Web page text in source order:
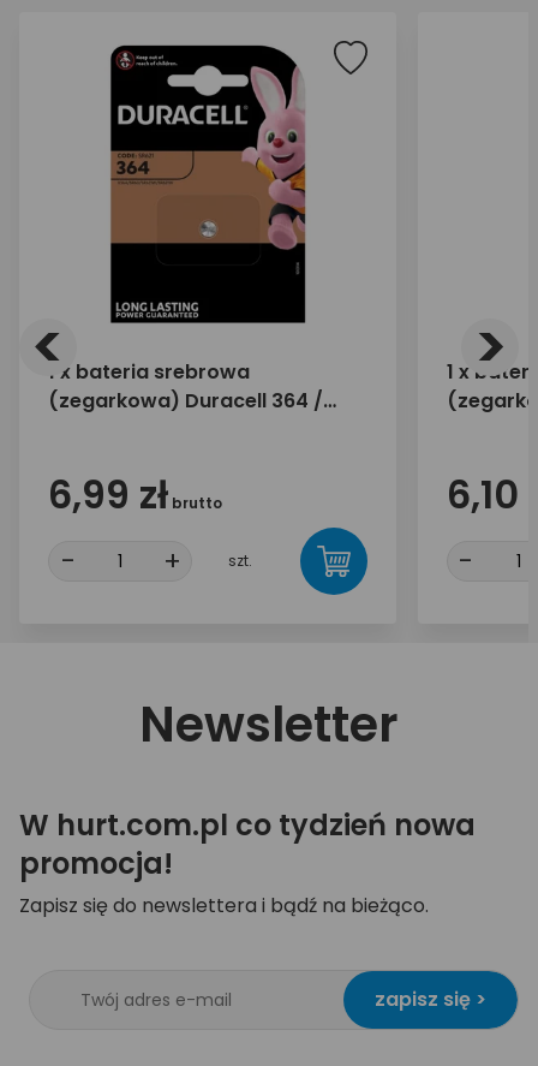
1 x bateria srebrowa
(zegarkowa) Duracell 364 /
6,99 zł brutto
- + szt.
1 x
6,10
-
< >
Newsletter
W hurt.com.pl co tydzień nowa
promocja!
Zapisz się do newslettera i bądź na bieżąco.
zapisz się >